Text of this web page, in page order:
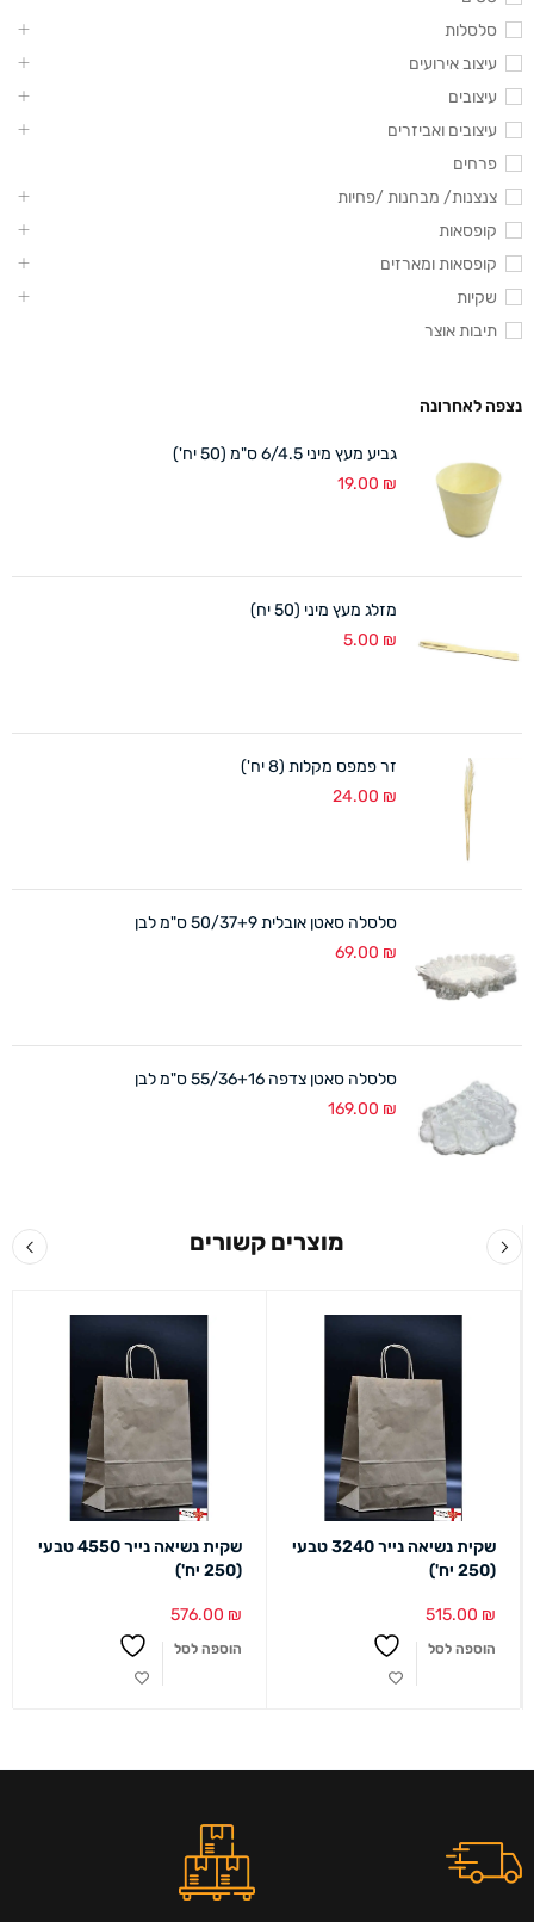
סלסלות
עיצוב אירועים
עיצובים
עיצובים ואביזרים
פרחים
צנצנות/ מבחנות /פחיות
קופסאות
קופסאות ומארזים
שקיות
תיבות אוצר
נצפה לאחרונה
גביע מעץ מיני 6/4.5 ס"מ (50 יח')
19.00 ₪
מזלג מעץ מיני (50 יח)
5.00 ₪
זר פמפס מקלות (8 יח')
24.00 ₪
סלסלה סאטן אובלית 50/37+9 ס"מ לבן
69.00 ₪
סלסלה סאטן צדפה 55/36+16 ס"מ לבן
169.00 ₪
מוצרים קשורים
שקית נשיאה נייר 3240 טבעי
(250 יח')
515.00 ₪
הוספה לסל
שקית נשיאה נייר 4550 טבעי
(250 יח')
576.00 ₪
הוספה לסל